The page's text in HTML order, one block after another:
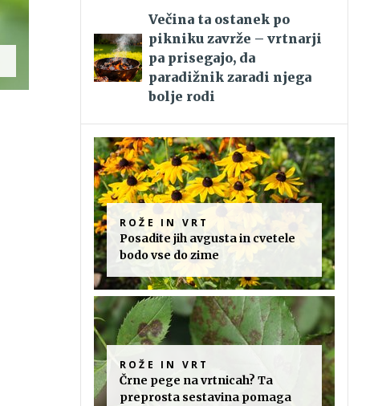
Večina ta ostanek po
pikniku zavrže – vrtnarji
pa prisegajo, da
paradižnik zaradi njega
bolje rodi
ROŽE IN VRT
Posadite jih avgusta in cvetele
bodo vse do zime
ROŽE IN VRT
Črne pege na vrtnicah? Ta
preprosta sestavina pomaga